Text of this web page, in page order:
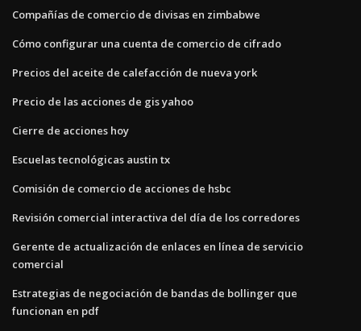
Compañías de comercio de divisas en zimbabwe
Cómo configurar una cuenta de comercio de cifrado
Precios del aceite de calefacción de nueva york
Precio de las acciones de gis yahoo
Cierre de acciones hoy
Escuelas tecnológicas austin tx
Comisión de comercio de acciones de hsbc
Revisión comercial interactiva del día de los corredores
Gerente de actualización de enlaces en línea de servicio
comercial
Estrategias de negociación de bandas de bollinger que
funcionan en pdf